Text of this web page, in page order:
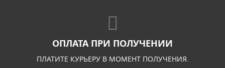
ОПЛАТА ПРИ ПОЛУЧЕНИИ
ПЛАТИТЕ КУРЬЕРУ В МОМЕНТ ПОЛУЧЕНИЯ.